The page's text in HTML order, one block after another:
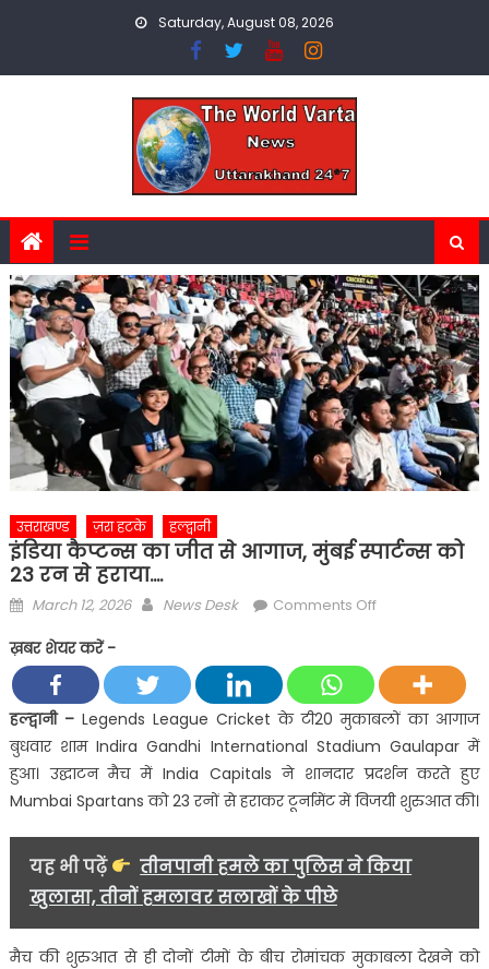
Saturday, August 08, 2026
उत्तराखण्ड ज़रा हटके हल्द्वानी
इंडिया कैप्टन्स का जीत से आगाज, मुंबई स्पार्टन्स को
23 रन से हराया….
Posted
March 12, 2026 Author
News Desk Comments Offon
का
जीत
से
आगाज,
मुंबई
स्पार्टन्स
23
रन
हराया….
ख़बर शेयर करें -
हल्द्वानी –Legends League Cricket के टी20 मुकाबलों का आगाज
बुधवार शाम Indira Gandhi International Stadium Gaulapar में
हुआ। उद्घाटन मैच में India Capitals ने शानदार प्रदर्शन करते हुए
Mumbai Spartans को 23 रनों से हराकर टूर्नामेंट में विजयी शुरुआत की।
यह भी पढ़ें
तीनपानी हमले का पुलिस ने किया
खुलासा, तीनों हमलावर सलाखों के पीछे
मैच की शुरुआत से ही दोनों टीमों के बीच रोमांचक मुकाबला देखने को